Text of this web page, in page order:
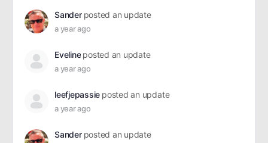
Sander posted an update
a year ago
Eveline posted an update
a year ago
leefjepassie posted an update
a year ago
Sander posted an update